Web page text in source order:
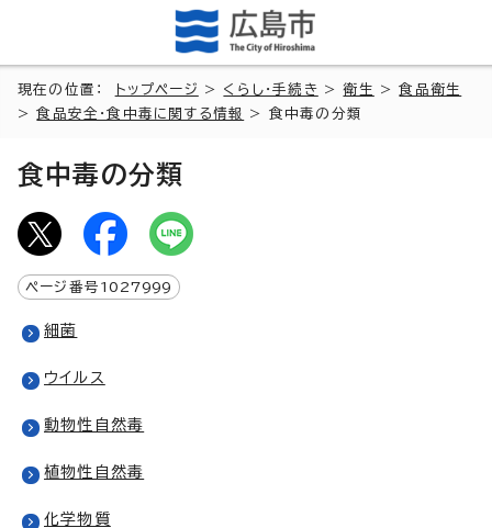
現在の位置： トップページ > くらし・手続き >衛生 >食品衛生
>食品安全・食中毒に関する情報 > 食中毒の分類
食中毒の分類
ページ番号 1027999
細菌
ウイルス
動物性自然毒
植物性自然毒
化学物質